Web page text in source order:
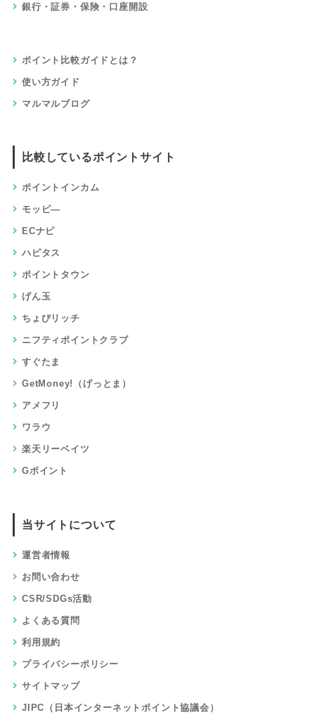
銀行・証券・保険・口座開設
ポイント比較ガイドとは？
使い方ガイド
マルマルブログ
比較しているポイントサイト
ポイントインカム
モッピ―
ECナビ
ハピタス
ポイントタウン
げん玉
ちょびリッチ
ニフティポイントクラブ
すぐたま
GetMoney!（げっとま）
アメフリ
ワラウ
楽天リーベイツ
Gポイント
当サイトについて
運営者情報
お問い合わせ
CSR/SDGs活動
よくある質問
利用規約
プライバシーポリシー
サイトマップ
JIPC（日本インターネットポイント協議会）